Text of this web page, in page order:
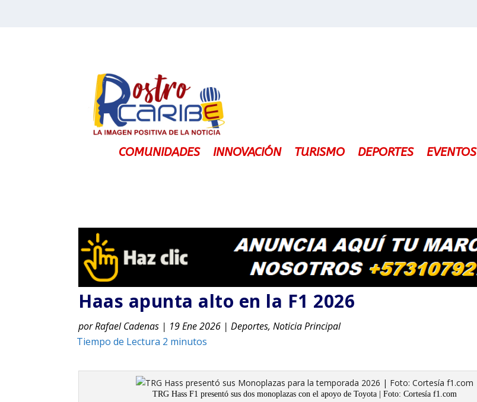
COMUNIDADES INNOVACIÓN TURISMO DEPORTES EVENTOS
Haas apunta alto en la F1 2026
porRafael Cadenas | 19 Ene 2026 | Deportes, Noticia Principal
TRG Hass F1 presentó sus dos monoplazas con el apoyo de Toyota | Foto: Cortesía f1.com